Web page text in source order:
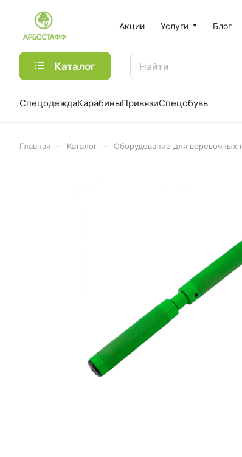
Акции Услуги Блог
Каталог
СпецодеждаКарабиныПривязиСпецобувь
Главная Каталог Оборудование для веревочных